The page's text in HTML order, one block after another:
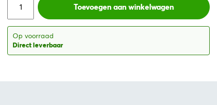
Toevoegen aan winkelwagen
Op voorraad
Direct leverbaar